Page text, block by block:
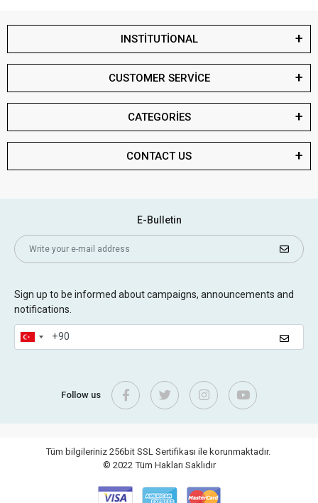
INSTİTUTİONAL
CUSTOMER SERVİCE
CATEGORİES
CONTACT US
E-Bulletin
Sign up to be informed about campaigns, announcements and
notifications.
Follow us
Tüm bilgileriniz 256bit SSL Sertifikası ile korunmaktadır.
© 2022 Tüm Hakları Saklıdır